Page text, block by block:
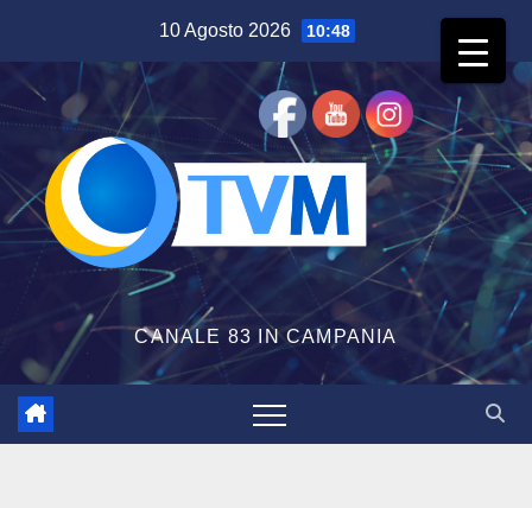
contenuto
10 Agosto 2026 10:48
CANALE 83 IN CAMPANIA